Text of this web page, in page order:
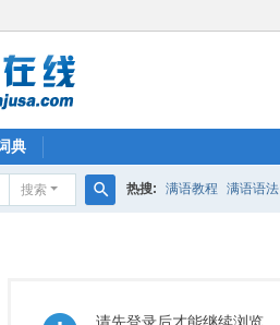
典
搜索 热搜: 满语教程 满语语法